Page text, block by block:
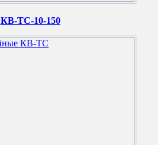
КВ-ТС-10-150